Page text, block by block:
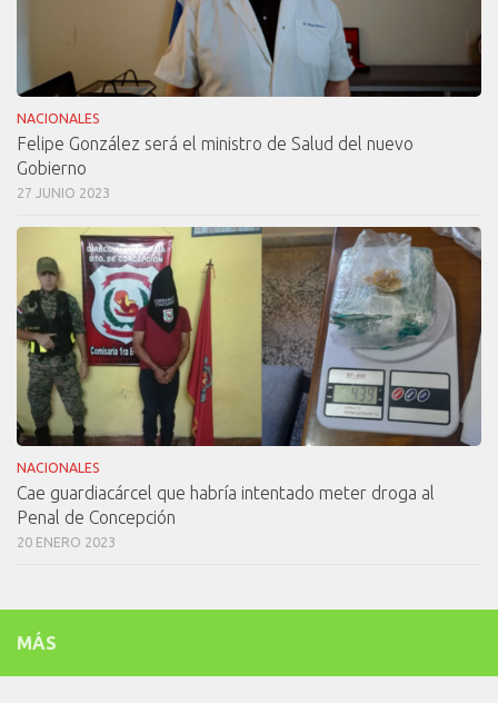
NACIONALES
Felipe González será el ministro de Salud del nuevo
Gobierno
27 JUNIO 2023
NACIONALES
Cae guardiacárcel que habría intentado meter droga al
Penal de Concepción
20 ENERO 2023
MÁS